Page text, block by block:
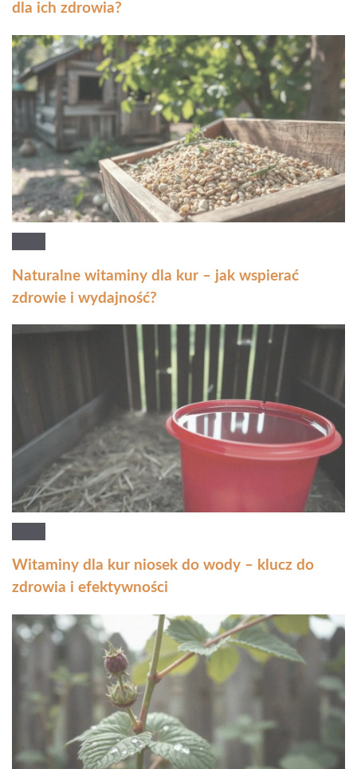
dla ich zdrowia?
Naturalne witaminy dla kur – jak wspierać
zdrowie i wydajność?
Witaminy dla kur niosek do wody – klucz do
zdrowia i efektywności